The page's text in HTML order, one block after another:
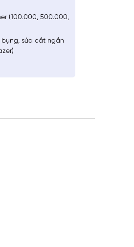
(100.000, 500.000,
sửa cắt ngắn